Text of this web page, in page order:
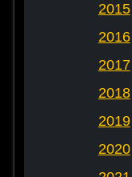
2015
2016
2017
2018
2019
2020